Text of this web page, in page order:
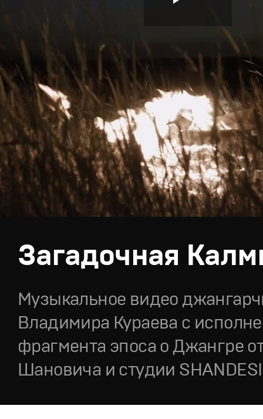
Загадочная
Музыкальное видео
Владимира Кураева с
фрагмента эпоса о Джангре
Шановича и студии